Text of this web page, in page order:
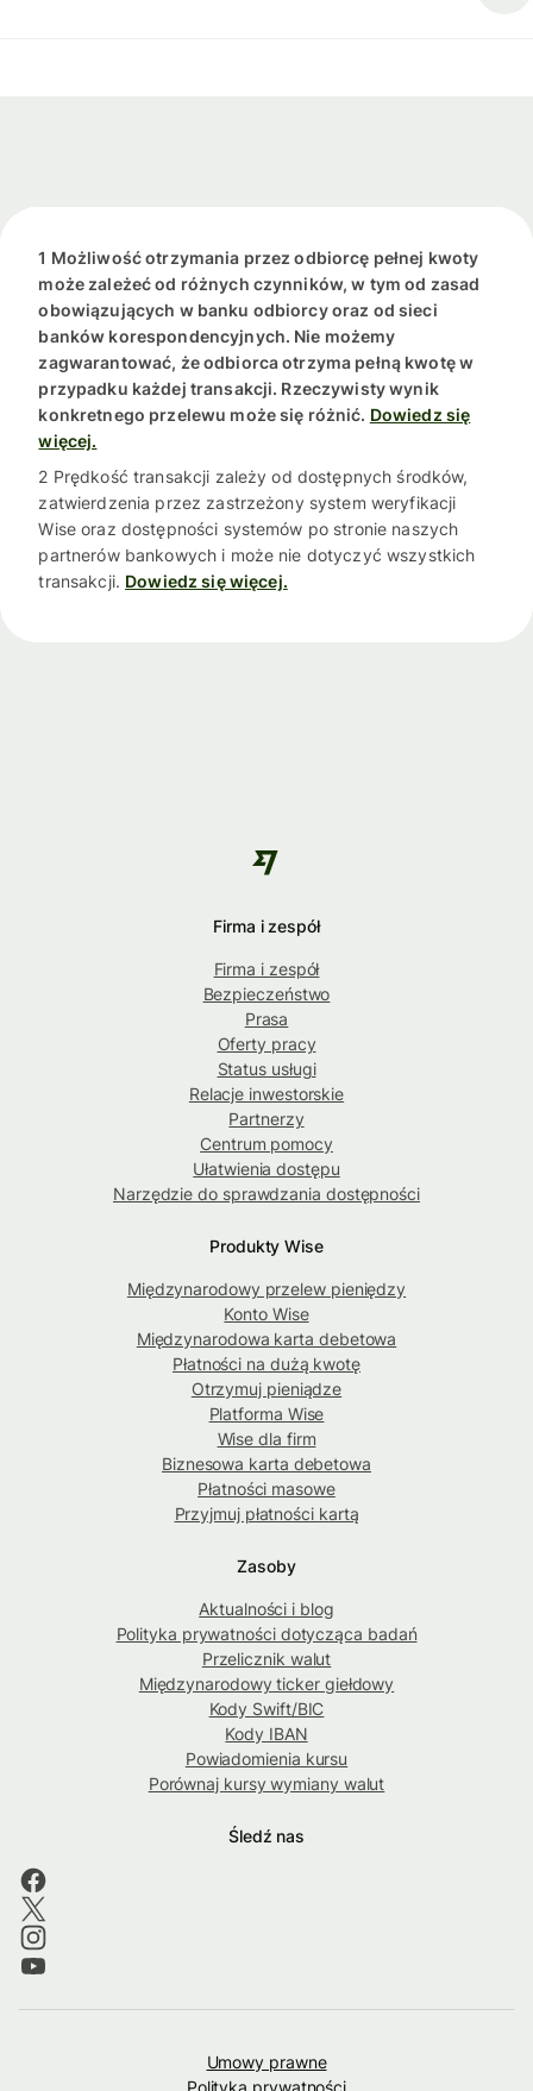
1 Możliwość otrzymania przez odbiorcę pełnej kwoty
może zależeć od różnych czynników, w tym od zasad
obowiązujących w banku odbiorcy oraz od sieci
banków korespondencyjnych. Nie możemy
zagwarantować, że odbiorca otrzyma pełną kwotę w
przypadku każdej transakcji. Rzeczywisty wynik
konkretnego przelewu może się różnić. Dowiedz się
więcej.
2 Prędkość transakcji zależy od dostępnych środków,
zatwierdzenia przez zastrzeżony system weryfikacji
Wise oraz dostępności systemów po stronie naszych
partnerów bankowych i może nie dotyczyć wszystkich
transakcji. Dowiedz się więcej.
Firma i zespół
Firma i zespół
Bezpieczeństwo
Prasa
Oferty pracy
Status usługi
Relacje inwestorskie
Partnerzy
Centrum pomocy
Ułatwienia dostępu
Narzędzie do sprawdzania dostępności
Produkty Wise
Międzynarodowy przelew pieniędzy
Konto Wise
Międzynarodowa karta debetowa
Płatności na dużą kwotę
Otrzymuj pieniądze
Platforma Wise
Wise dla firm
Biznesowa karta debetowa
Płatności masowe
Przyjmuj płatności kartą
Zasoby
Aktualności i blog
Polityka prywatności dotycząca badań
Przelicznik walut
Międzynarodowy ticker giełdowy
Kody Swift/BIC
Kody IBAN
Powiadomienia kursu
Porównaj kursy wymiany walut
Śledź nas
Umowy prawne
Polityka prywatności